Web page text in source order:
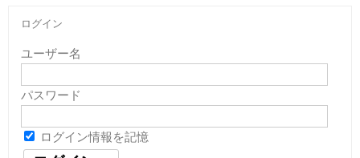
ログイン
ユーザー名
パスワード
ログイン情報を記憶